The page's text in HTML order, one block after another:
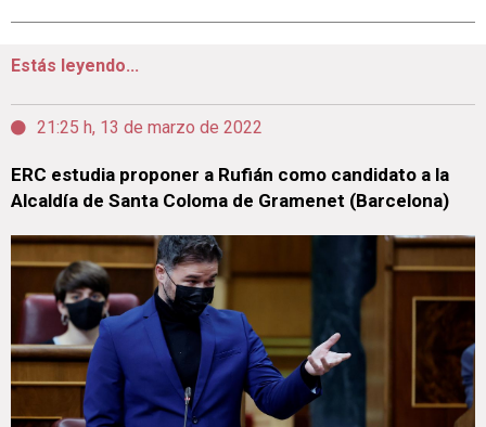
Estás leyendo...
21:25 h, 13 de marzo de 2022
ERC estudia proponer a Rufián como candidato a la
Alcaldía de Santa Coloma de Gramenet (Barcelona)